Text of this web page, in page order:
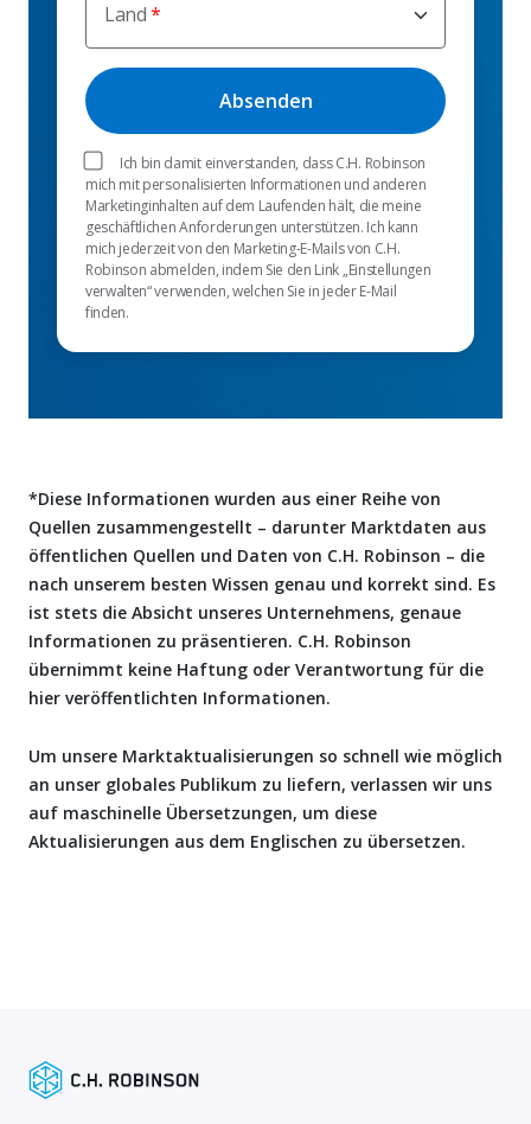
Land
Ich bin damit einverstanden, dass C.H. Robinson
mich mit personalisierten Informationen und anderen
Marketinginhalten auf dem Laufenden hält, die meine
geschäftlichen Anforderungen unterstützen. Ich kann
mich jederzeit von den Marketing-E-Mails von C.H.
Robinson abmelden, indem Sie den Link „Einstellungen
verwalten“ verwenden, welchen Sie in jeder E-Mail
finden.
*Diese Informationen wurden aus einer Reihe von
Quellen zusammengestellt – darunter Marktdaten aus
öffentlichen Quellen und Daten von C.H. Robinson – die
nach unserem besten Wissen genau und korrekt sind. Es
ist stets die Absicht unseres Unternehmens, genaue
Informationen zu präsentieren. C.H. Robinson
übernimmt keine Haftung oder Verantwortung für die
hier veröffentlichten Informationen.
Um unsere Marktaktualisierungen so schnell wie möglich
an unser globales Publikum zu liefern, verlassen wir uns
auf maschinelle Übersetzungen, um diese
Aktualisierungen aus dem Englischen zu übersetzen.